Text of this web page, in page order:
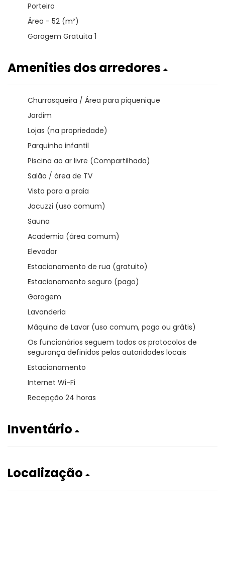
Porteiro
Área - 52 (m²)
Garagem Gratuita 1
Amenities dos arredores
Churrasqueira / Área para piquenique
Jardim
Lojas (na propriedade)
Parquinho infantil
Piscina ao ar livre (Compartilhada)
Salão / área de TV
Vista para a praia
Jacuzzi (uso comum)
Sauna
Academia (área comum)
Elevador
Estacionamento de rua (gratuito)
Estacionamento seguro (pago)
Garagem
Lavanderia
Máquina de Lavar (uso comum, paga ou grátis)
Os funcionários seguem todos os protocolos de
segurança definidos pelas autoridades locais
Estacionamento
Internet Wi-Fi
Recepção 24 horas
Inventário
Localização